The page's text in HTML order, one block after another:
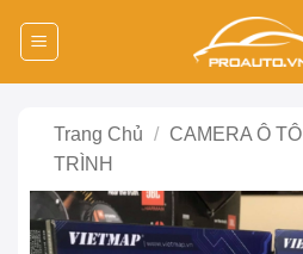
Trang Chủ / CAMERA Ô TÔ
TRÌNH